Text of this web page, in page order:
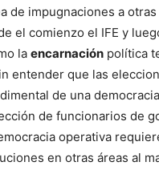
de impugnaciones a
el comienzo el IFE y
la encarnación política
entender que las
de una
de funcionarios de
operativa
en otras áreas al